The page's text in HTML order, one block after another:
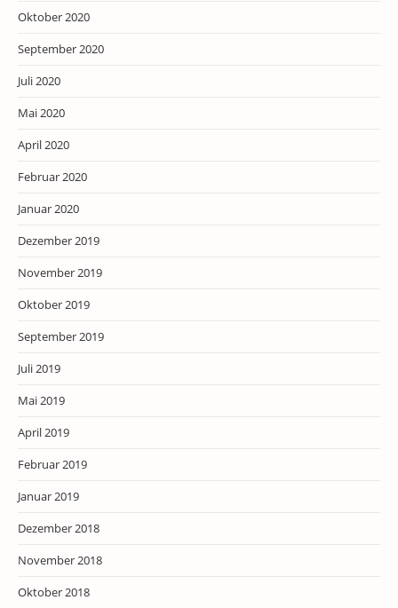
Oktober 2020
September 2020
Juli 2020
Mai 2020
April 2020
Februar 2020
Januar 2020
Dezember 2019
November 2019
Oktober 2019
September 2019
Juli 2019
Mai 2019
April 2019
Februar 2019
Januar 2019
Dezember 2018
November 2018
Oktober 2018